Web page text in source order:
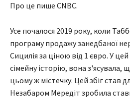
Про це пише CNBC.
Усе почалося 2019 року, коли
програму продажу занедбаної
Сицилія за ціною від 1 євро. У
сімейну історію, вона з'ясувала,
цьому ж містечку. Цей збіг став
Незабаром Мередіт зробила